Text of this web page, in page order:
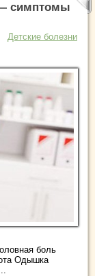
симптомы
Детские болезни
боль
Одышка